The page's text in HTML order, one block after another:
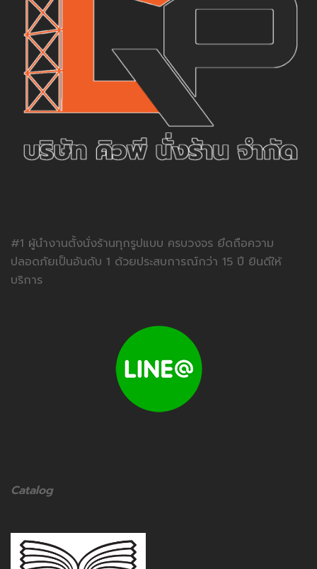
#1 ผู้นำงานตั้งนั่งร้านทุกรูปแบบ ครบวงจร ยึดถือความ
ปลอดภัยเป็นอันดับ 1 ด้วยประสบการณ์กว่า 15 ปี ยินดีให้
บริการ
Catalog